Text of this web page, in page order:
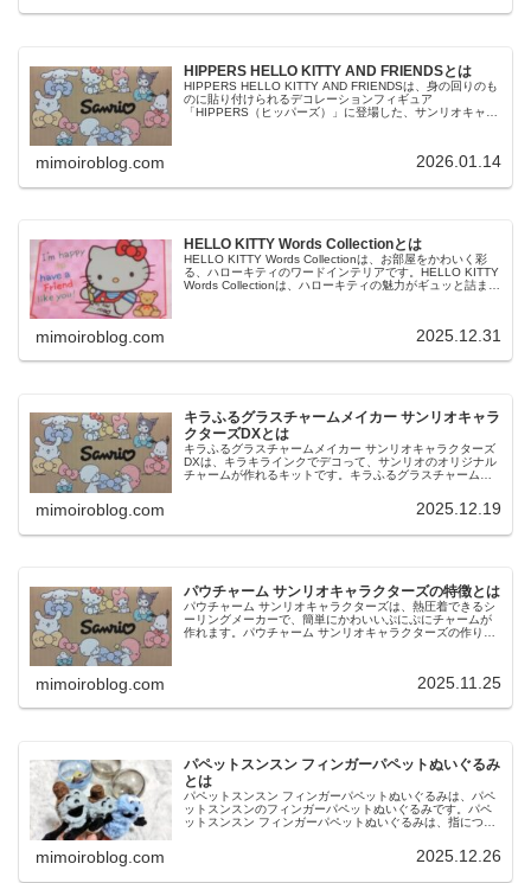
HIPPERS HELLO KITTY AND FRIENDSとは
HIPPERS HELLO KITTY AND FRIENDSは、身の回りのも
のに貼り付けられるデコレーションフィギュア
「HIPPERS（ヒッパーズ）」に登場した、サンリオキャラ
mimoiroblog.com 2026.01.14
HELLO KITTY Words Collectionとは
HELLO KITTY Words Collectionは、お部屋をかわいく彩
る、ハローキティのワードインテリアです。HELLO KITTY
Words Collectionは、ハローキティの魅力がギュッと詰まっ
mimoiroblog.com 2025.12.31
キラふるグラスチャームメイカー サンリオキャラ
クターズDXとは
キラふるグラスチャームメイカー サンリオキャラクターズ
DXは、キラキラインクでデコって、サンリオのオリジナル
チャームが作れるキットです。キラふるグラスチャームメ
mimoiroblog.com 2025.12.19
パウチャーム サンリオキャラクターズの特徴とは
パウチャーム サンリオキャラクターズは、熱圧着できるシ
ーリングメーカーで、簡単にかわいいぷにぷにチャームが
作れます。パウチャーム サンリオキャラクターズの作り方
mimoiroblog.com 2025.11.25
パペットスンスン フィンガーパペットぬいぐるみ
とは
パペットスンスン フィンガーパペットぬいぐるみは、パペ
ットスンスンのフィンガーパペットぬいぐるみです。パペ
ットスンスン フィンガーパペットぬいぐるみは、指につけ
mimoiroblog.com 2025.12.26